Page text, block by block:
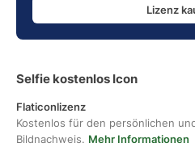
Lizenz
Selfie kostenlos Icon
Flaticonlizenz
Kostenlos für den persönlichen
Bildnachweis. Mehr Informationen